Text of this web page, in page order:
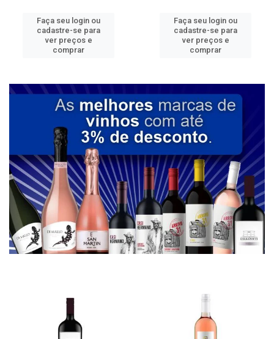
Faça seu login ou
cadastre-se para
ver preços e
comprar
Faça seu login ou
cadastre-se para
ver preços e
comprar